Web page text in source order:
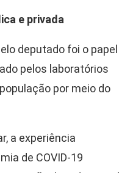
e privada
deputado foi o papel
pelos laboratórios
por meio do
a experiência
de COVID-19